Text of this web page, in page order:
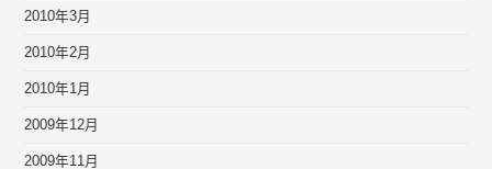
2010年3月
2010年2月
2010年1月
2009年12月
2009年11月